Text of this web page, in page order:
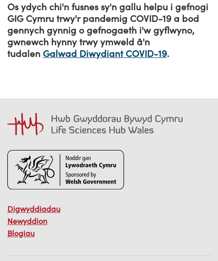
Os ydych chi'n fusnes sy'n gallu helpu i gefnogi
GIG Cymru trwy'r pandemig COVID-19 a bod
gennych gynnig o gefnogaeth i'w gyflwyno,
gwnewch hynny trwy ymweld â'n
tudalen Galwad Diwydiant COVID-19.
Digwyddiadau
Newyddion
Blogiau